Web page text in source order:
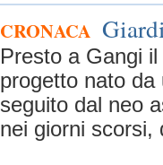
CRONACA
Presto a Gangi
progetto nato da
seguito dal neo
nei giorni scorsi,